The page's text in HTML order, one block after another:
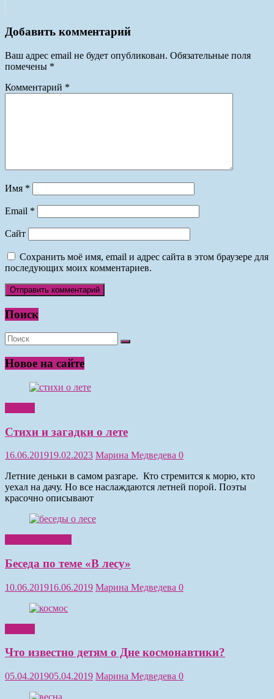
Добавить комментарий
Ваш адрес email не будет опубликован. Обязательные поля
помечены *
Комментарий *
Имя *
Email *
Сайт
Сохранить моё имя, email и адрес сайта в этом браузере для
последующих моих комментариев.
Поиск
Новое на сайте
Стихи и загадки о лете
16.06.201919.02.2023 Марина Медведева 0
Летние деньки в самом разгаре. Кто стремится к морю, кто
уехал на дачу. Но все наслаждаются летней порой. Поэты
красочно описывают
Беседа по теме «В лесу»
10.06.201916.06.2019 Марина Медведева 0
Что известно детям о Дне космонавтики?
05.04.201905.04.2019 Марина Медведева 0